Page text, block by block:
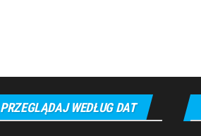
PRZEGLĄDAJ WEDŁUG DAT